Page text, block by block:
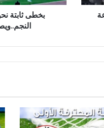
بخطى ثابتة